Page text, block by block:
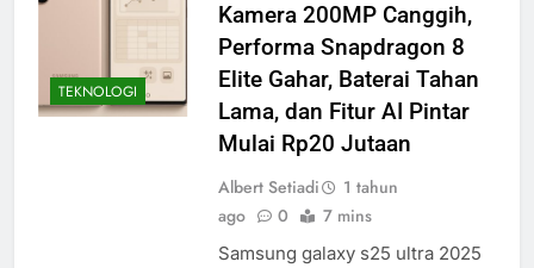
TEKNOLOGI
Kamera 200MP Canggih,
Performa Snapdragon 8
Elite Gahar, Baterai Tahan
Lama, dan Fitur AI Pintar
Mulai Rp20 Jutaan
Albert Setiadi
1 tahun
ago
0 7 mins
Samsung galaxy s25 ultra 2025